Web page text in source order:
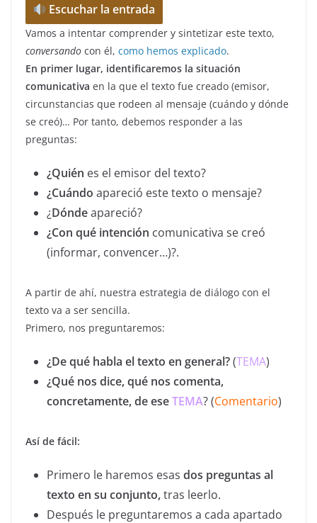
Escuchar la entrada
Vamos a intentar comprender y sintetizar este texto,
conversando con él, como hemos explicado.
En primer lugar, identificaremos la situación
comunicativa en la que el texto fue creado (emisor,
circunstancias que rodeen al mensaje (cuándo y dónde
se creó)… Por tanto, debemos responder a las
preguntas:
¿Quién es el emisor del texto?
¿Cuándo apareció este texto o mensaje?
¿Dóndeapareció?
¿Con qué intención comunicativa se creó
(informar, convencer…)?.
A partir de ahí, nuestra estrategia de diálogo con el
texto va a ser sencilla.
Primero, nos preguntaremos:
¿De qué habla el texto en general?(TEMA)
¿Qué nos dice, qué nos comenta,
concretamente, de eseTEMA? (Comentario)
Así de fácil:
Primero le haremos esas dos preguntas al
texto en su conjunto,tras leerlo.
Después le preguntaremos a cada apartado